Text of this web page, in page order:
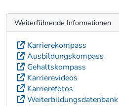
Weiterführende Informationen
Karrierekompass
Ausbildungskompass
Gehaltskompass
Karrierevideos
Karrierefotos
Weiterbildungsdatenbank